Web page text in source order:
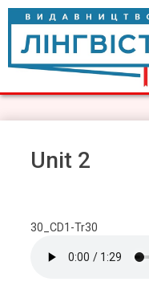
Skip
content
Видавництво Лінгвіст
Видавництво Лінгвіст –
Unit 2
30_CD1-Tr30